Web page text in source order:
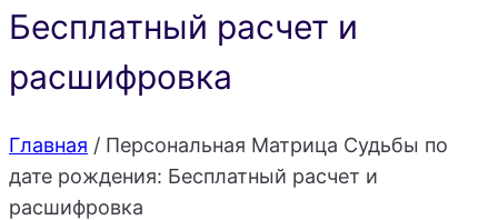
Бесплатный расчет и
расшифровка
Главная / Персональная Матрица Судьбы по
дате рождения: Бесплатный расчет и
расшифровка